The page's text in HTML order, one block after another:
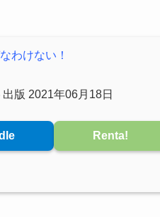
わけない！
版 2021年06月18日
Renta!